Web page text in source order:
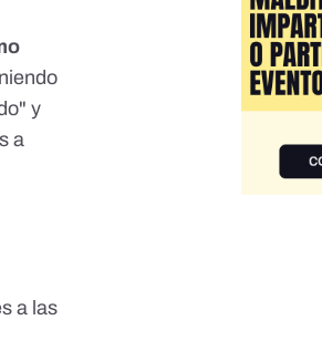
y
a
a las